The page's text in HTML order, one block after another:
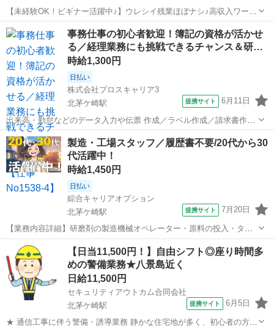
【未経験OK！ビギナー活躍中♪】ウレシイ残業ほぼナシ♪高収入ワー
ク！／履歴書不要 ■お仕事PR ≪無理なく働ける≫ 場合によってはお
願いすることもありますが、 残業はほとんどナシ！ ≪機能的な制服ア
リ≫ 制服があるので、 ...
神奈川 茅ヶ崎市 北茅ケ崎駅 工場
事務仕事の初心者歓迎！簿記の資格が活かせ
る／経理業務にも挑戦できるチャンス＆研…
時給1,300円
日払い
株式会社プロスキャリア3
北茅ケ崎駅
提携サイト 6月11日
出来高・勤怠などのデータ入力や伝票 作成／ラベル作成／請求書作成
および 備品の発注／掃除用具交換／ゴミ捨て など経理＆庶務の業務を
お願いします 【POINT！】 事務の仕事が初めての方も丁寧な指導 や
サポートもあるのでご安...
神奈川 横浜市 北茅ケ崎駅
製造・工場スタッフ／履歴書不要/20代から30
代活躍中！
時給1,450円
日払い
綜合キャリアオプション
北茅ケ崎駅
提携サイト 7月20日
【業務内容詳細】研磨剤の製造機械オペレーター・原料の投入・タッ
チパネルでの機械操作・製品サンプルの採取・分析作業(特殊な経験は
必要ありません)【取扱製品情報】研磨剤 ■お仕事PR ≪無理なく働け
る≫ 場合によってはお願いす...
神奈川 茅ヶ崎市 北茅ケ崎駅 工場
【日当11,500円！】自由シフト◎座り時間多
めの警備業務★八景島近く
日給11,500円
セキュリティアウトカム合同会社
北茅ケ崎駅
提携サイト 6月5日
★ 通信工事に伴う警備・誘導業務 静かな住宅地が多く、初心者の方に